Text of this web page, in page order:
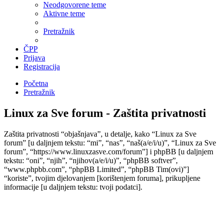
Neodgovorene teme
Aktivne teme
Pretražnik
ČPP
Prijava
Registracija
Početna
Pretražnik
Linux za Sve forum - Zaštita privatnosti
Zaštita privatnosti “objašnjava”, u detalje, kako “Linux za Sve
forum” [u daljnjem tekstu: “mi”, “nas”, “naš(a/e/i/u)”, “Linux za Sve
forum”, “https://www.linuxzasve.com/forum”] i phpBB [u daljnjem
tekstu: “oni”, “njih”, “njihov(a/e/i/u)”, “phpBB softver”,
“www.phpbb.com”, “phpBB Limited”, “phpBB Tim(ovi)”]
“koriste”, tvojim djelovanjem [korištenjem foruma], prikupljene
informacije [u daljnjem tekstu: tvoji podatci].